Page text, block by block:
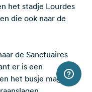
het stadje Lourdes
die ook naar de
de Sanctuaires
er is een
het busje mag niet